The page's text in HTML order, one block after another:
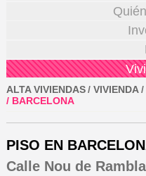
ALTA VIVIENDAS/ VIVIENDA /
/ BARCELONA
PISO EN
Calle Nou de Rambla